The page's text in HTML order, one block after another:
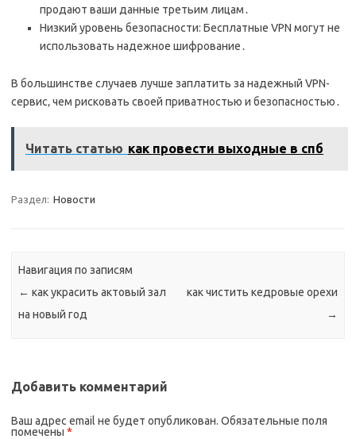
продают ваши данные третьим лицам․
Низкий уровень безопасности: Бесплатные VPN могут не
использовать надежное шифрование․
В большинстве случаев лучше заплатить за надежный VPN-
сервис‚ чем рисковать своей приватностью и безопасностью․
Читать статью как провести выходные в спб
Раздел: Новости
Навигация по записям
← как украсить актовый зал
на новый год
как чистить кедровые орехи
→
Добавить комментарий
Ваш адрес email не будет опубликован. Обязательные поля
помечены *